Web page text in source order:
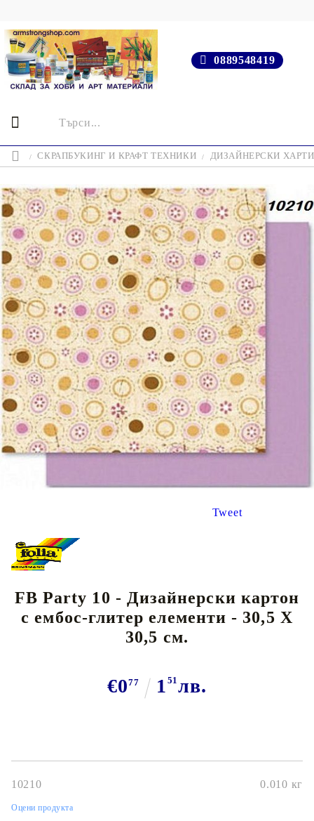
0889548419
СКРАПБУКИНГ И КРАФТ ТЕХНИКИ ДИЗАЙНЕРСКИ
Tweet
FB Party 10 - Дизайнерски картон
с ембос-глитер елементи - 30,5 Х
30,5 см.
€077 1 51 лв.
10210 0.010 кг
Оцени продукта